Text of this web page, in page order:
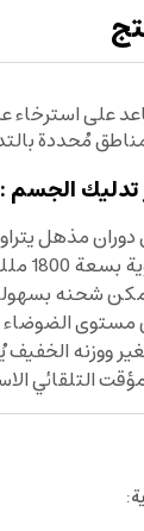
الجسم :
: